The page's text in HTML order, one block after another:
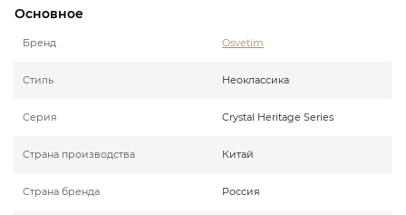
Основное
Бренд Osvetim
Стиль Неоклассика
Серия Crystal Heritage Series
Страна производства Китай
Страна бренда Россия